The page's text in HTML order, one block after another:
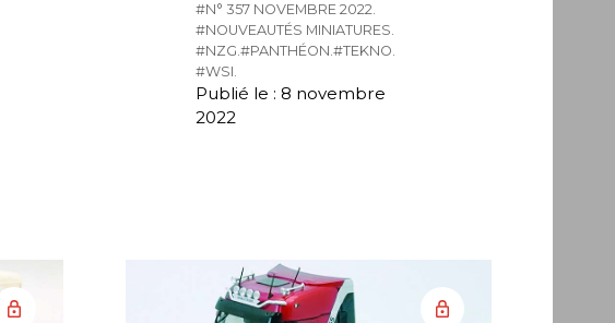
#N° 357 NOVEMBRE 2022.
#NOUVEAUTÉS MINIATURES.
#NZG.#PANTHÉON.#TEKNO.
#WSI.
Publié le : 8 novembre
2022